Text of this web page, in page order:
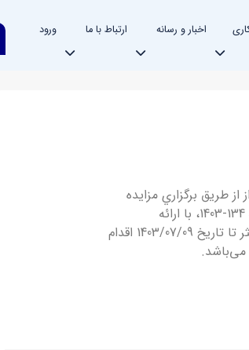
اخبار و رسانه ارتباط با ما ورود
ﻃﺮﯾﻖ ﺑﺮﮔﺰاري ﻣﺰاﯾﺪه
ﻋﻤﻮﻣﯽ اﻗﺪام ﻧﻤﺎﯾﺪ. ﻟﺬا از ﻣﺘﻘﺎﺿﯿﺎن دﻋﻮت به عمل ﻣﯽ‌آﯾﺪ ﺑﺮاﺳﺎس اﺳﻨﺎد ﻣﺰاﯾﺪه به شماره 134-1403، ﺑﺎ اراﺋﻪ
ﺿﻤﺎﻧﺘﻨﺎﻣﻪ ﺷﺮﮐﺖ در ﻣﺰاﯾﺪه ﻧﺴﺒﺖ ﺑﻪ اراﺋﻪ ﭘﯿﺸﻨﻬﺎد خود در 3 ﭘﺎﮐﺖ مجزای در ﺑﺴﺘﻪ حداکثر ﺗﺎ ﺗﺎرﯾﺦ 1403/07/09 اﻗﺪام